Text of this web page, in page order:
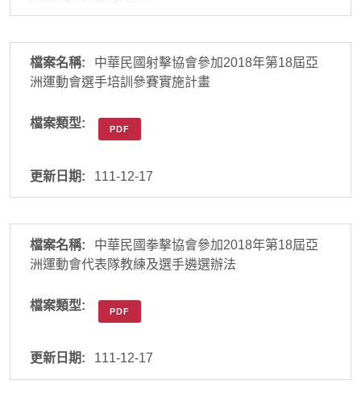
中華民國射擊協會參加2018年第18屆亞
洲運動會選手培訓參賽實施計畫
PDF
111-12-17
中華民國拳擊協會參加2018年第18屆亞
洲運動會代表隊教練及選手遴選辦法
PDF
111-12-17